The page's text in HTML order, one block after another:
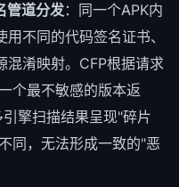
管道分发：同一个APK内
不同的代码签名证书、
混淆映射。CFP根据请求
个最不敏感的版本返
擎扫描结果呈现"碎片
同，无法形成一致的"恶